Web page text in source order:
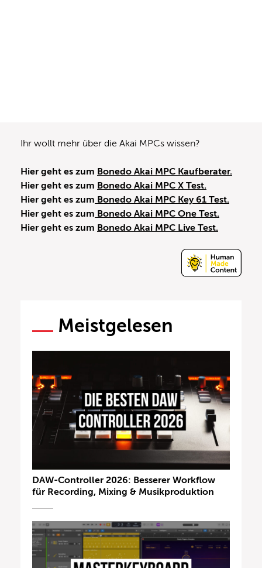
Ihr wollt mehr über die Akai MPCs wissen?
Hier geht es zum Bonedo Akai MPC Kaufberater.
Hier geht es zum Bonedo Akai MPC X Test.
Hier geht es zum Bonedo Akai MPC Key 61 Test.
Hier geht es zum Bonedo Akai MPC One Test.
Hier geht es zum Bonedo Akai MPC Live Test.
Meistgelesen
DAW-Controller 2026: Besserer Workflow
für Recording, Mixing & Musikproduktion